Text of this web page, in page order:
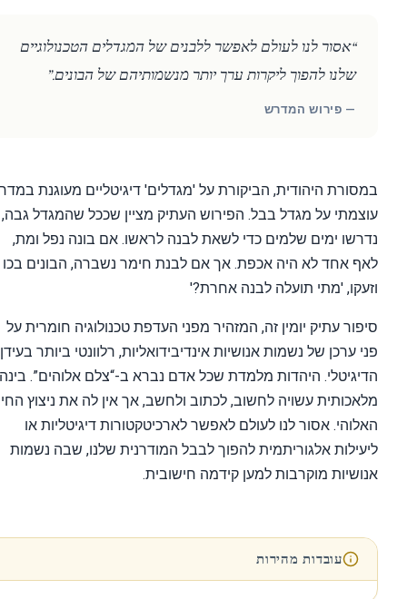
“אסור לנו לעולם לאפשר ללבנים של המגדלים הטכנולוגיים
שלנו להפוך ליקרות ערך יותר מנשמותיהם של הבונים.”
— פירוש המדרש
היהודית, הביקורת על 'מגדלים' דיגיטליים מעוגנת במדרש
על מגדל בבל. הפירוש העתיק מציין שככל שהמגדל גבה,
ימים שלמים כדי לשאת לבנה לראשו. אם בונה נפל ומת,
אחד לא היה אכפת. אך אם לבנת חימר נשברה, הבונים בכו
'מתי תועלה לבנה אחרת?'
עתיק יומין זה, המזהיר מפני העדפת טכנולוגיה חומרית על
ערכן של נשמות אנושיות אינדיבידואליות, רלוונטי ביותר בעידן
היהדות מלמדת שכל אדם נברא ב-“צלם אלוהים”. בינה
עשויה לחשוב, לכתוב ולחשב, אך אין לה את ניצוץ החיים
אסור לנו לעולם לאפשר לארכיטקטורות דיגיטליות או
אלגוריתמית להפוך לבבל המודרנית שלנו, שבה נשמות
מוקרבות למען קידמה חישובית.
עובדות מהירות